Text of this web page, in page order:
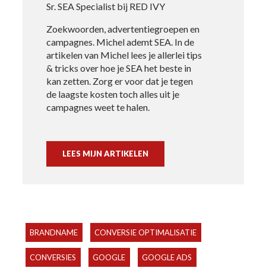
Sr. SEA Specialist bij RED IVY
Zoekwoorden, advertentiegroepen en
campagnes. Michel ademt SEA. In de
artikelen van Michel lees je allerlei tips
& tricks over hoe je SEA het beste in
kan zetten. Zorg er voor dat je tegen
de laagste kosten toch alles uit je
campagnes weet te halen.
LEES MIJN ARTIKELEN
BRANDNAME CONVERSIE OPTIMALISATIE
CONVERSIES GOOGLE GOOGLE ADS